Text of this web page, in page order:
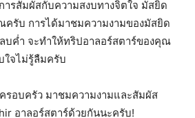
ารสัมผัสกับความสงบทางจิตใจ มัสยิด
รับ การได้มาชมความงามของมัสยิด
บค่ำ จะทำให้ทริปอาลอร์สตาร์ของคุณ
ใจไม่รู้ลืมครับ
รอบครัว มาชมความงามและสัมผัส
อาลอร์สตาร์ด้วยกันนะครับ!